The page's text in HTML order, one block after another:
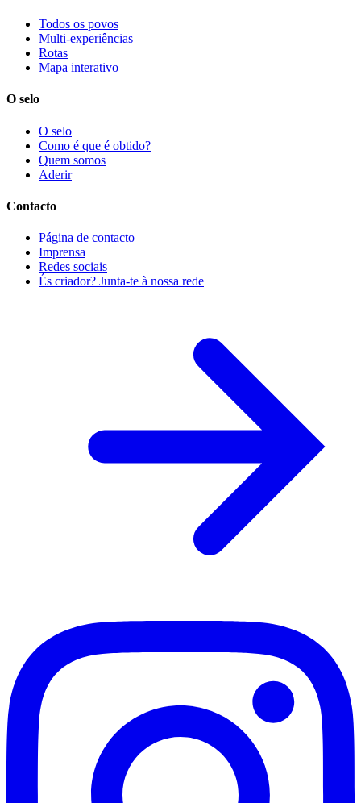
Todos os povos
Multi-experiências
Rotas
Mapa interativo
O selo
O selo
Como é que é obtido?
Quem somos
Aderir
Contacto
Página de contacto
Imprensa
Redes sociais
És criador? Junta-te à nossa rede